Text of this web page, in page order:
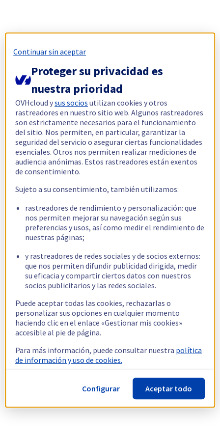
Continuar sin aceptar
Proteger su privacidad es
nuestra prioridad
OVHcloud ysus socios utilizan cookies y otros
rastreadores en nuestro sitio web. Algunos rastreadores
son estrictamente necesarios para el funcionamiento
del sitio. Nos permiten, en particular, garantizar la
seguridad del servicio o asegurar ciertas funcionalidades
esenciales. Otros nos permiten realizar mediciones de
audiencia anónimas. Estos rastreadores están exentos
de consentimiento.
Sujeto a su consentimiento, también utilizamos:
rastreadores de rendimiento y personalización: que
nos permiten mejorar su navegación según sus
preferencias y usos, así como medir el rendimiento de
nuestras páginas;
y rastreadores de redes sociales y de socios externos:
que nos permiten difundir publicidad dirigida, medir
su eficacia y compartir ciertos datos con nuestros
socios publicitarios y las redes sociales.
Puede aceptar todas las cookies, rechazarlas o
personalizar sus opciones en cualquier momento
haciendo clic en el enlace «Gestionar mis cookies»
accesible al pie de página.
Para más información, puede consultar nuestra política
de información y uso de cookies.
Configurar Aceptar todo